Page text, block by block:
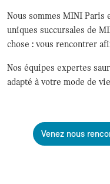
Nous sommes MINI Paris
uniques succursales de
chose : vous rencontrer
Nos équipes expertes
adapté à votre mode de
Venez nous